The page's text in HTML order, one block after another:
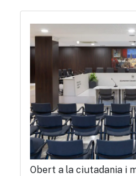
Obert a la ciutadania i